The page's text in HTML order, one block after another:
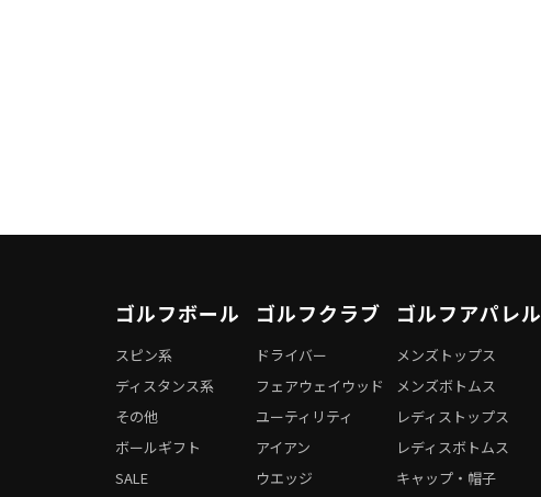
ゴルフボール
スピン系
ディスタンス系
その他
ボールギフト
SALE
ゴルフクラブ
ドライバー
フェアウェイウッド
ユーティリティ
アイアン
ウエッジ
ゴルフアパレル
メンズトップス
メンズボトムス
レディストップス
レディスボトムス
キャップ・帽子